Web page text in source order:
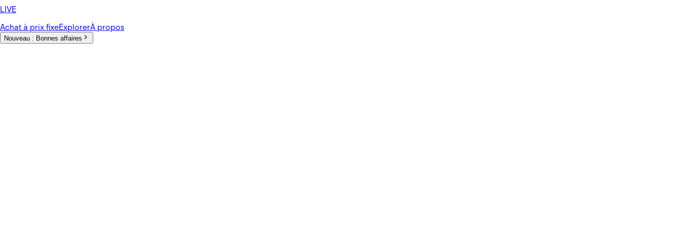
LIVE
Achat à prix fixeExplorerÀ propos
Nouveau : Bonnes affaires